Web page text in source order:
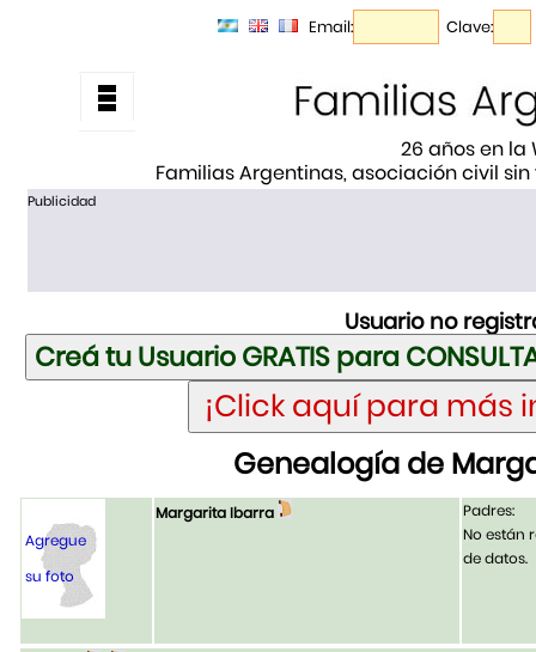
Email: Clave:
26 años en la
Familias Argentinas, asociación civil
Publicidad
Usuario no
Genealogía de
Agregue
su foto
Margarita Ibarra
Padres:
No están
de datos.